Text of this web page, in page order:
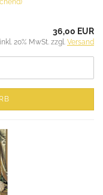
36,00 EUR
inkl. 20% MwSt. zzgl. Versand